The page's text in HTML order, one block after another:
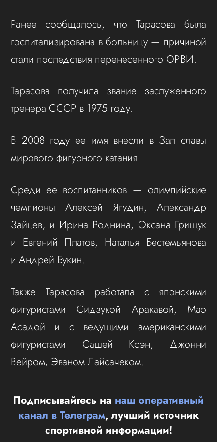
Ранее сообщалось, что Тарасова была
госпитализирована в больницу — причиной
стали последствия перенесенного ОРВИ.
Тарасова получила звание заслуженного
тренера СССР в 1975 году.
В 2008 году ее имя внесли в Зал славы
мирового фигурного катания.
Среди ее воспитанников — олимпийские
чемпионы Алексей Ягудин, Александр
Зайцев, и Ирина Роднина, Оксана Грищук
и Евгений Платов, Наталья Бестемьянова
и Андрей Букин.
Также Тарасова работала с японскими
фигуристами Сидзукой Аракавой, Мао
Асадой и с ведущими американскими
фигуристами Сашей Коэн, Джонни
Вейром, Эваном Лайсачеком.
Подписывайтесь на наш оперативный
канал в Телеграм, лучший источник
спортивной информации!